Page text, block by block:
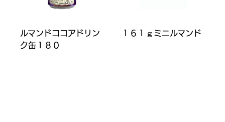
ルマンドココアドリン
ク缶１８０
１６１ｇミニルマンド